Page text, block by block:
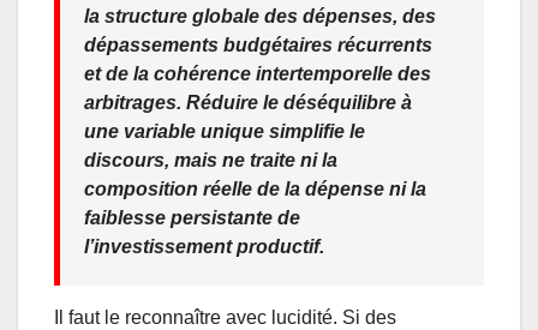
la structure globale des dépenses, des
dépassements budgétaires récurrents
et de la cohérence intertemporelle des
arbitrages. Réduire le déséquilibre à
une variable unique simplifie le
discours, mais ne traite ni la
composition réelle de la dépense ni la
faiblesse persistante de
l’investissement productif.
Il faut le reconnaître avec lucidité. Si des